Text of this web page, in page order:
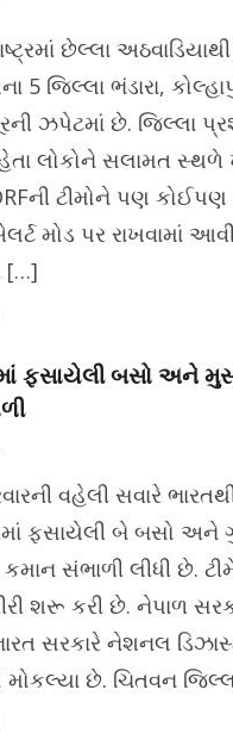
છેલ્લા
5 જિલ્લા ભંડારા,
ઝપેટમાં છે. જિલ્લા
રહેતા લોકોને સલામત
ટીમોને પણ કોઈપણ
મોડ પર રાખવામાં
[…]
ફસાયેલી બસો અને
વહેલી સવારે
ફસાયેલી બે બસો અને
સંભાળી લીધી છે.
શરૂ કરી છે. નેપાળ
સરકારે નેશનલ
મોકલ્યા છે. ચિતવન